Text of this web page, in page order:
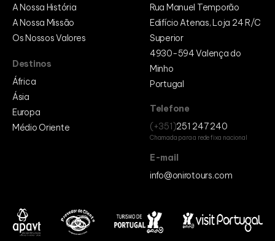
Moçambique
Alemanha
Bélgica
França
Itália
Países Baixos
Portugal
Médio Oriente
Egipto
Rua Manuel Temporão
Edifício Atenas, Loja 24 R/C
Superior
4930-594 Valença do
Minho
Portugal
Telefone
(+351)251 247 240
Chamada para a rede fixa nacional
E-mail
info@onirotours.com
A Nossa História
A Nossa Missão
Os Nossos Valores
Destinos
África
Ásia
Europa
Médio Oriente